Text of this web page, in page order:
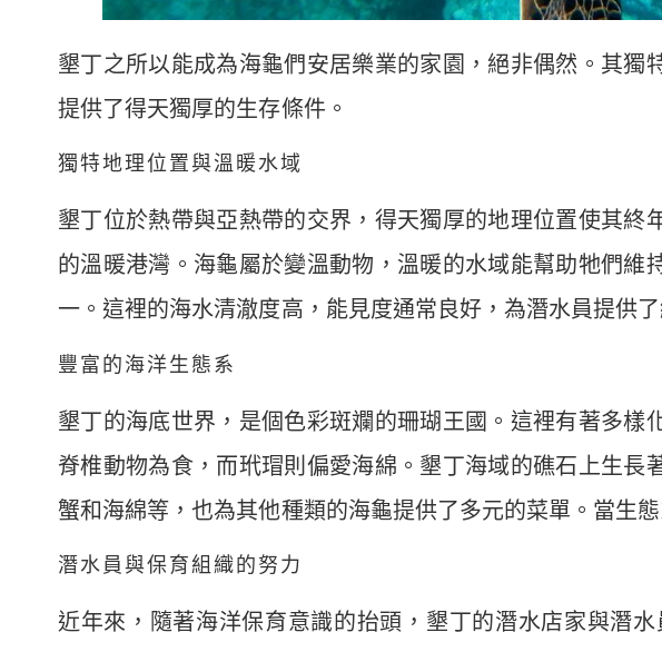
墾丁之所以能成為海龜們安居樂業的家園，絕非偶然。其
提供了得天獨厚的生存條件。
獨特地理位置與溫暖水域
墾丁位於熱帶與亞熱帶的交界，得天獨厚的地理位置使其
的溫暖港灣。海龜屬於變溫動物，溫暖的水域能幫助牠們
一。這裡的海水清澈度高，能見度通常良好，為潛水員提供
豐富的海洋生態系
墾丁的海底世界，是個色彩斑斕的珊瑚王國。這裡有著多
脊椎動物為食，而玳瑁則偏愛海綿。墾丁海域的礁石上生
蟹和海綿等，也為其他種類的海龜提供了多元的菜單。當生
潛水員與保育組織的努力
近年來，隨著海洋保育意識的抬頭，墾丁的潛水店家與潛